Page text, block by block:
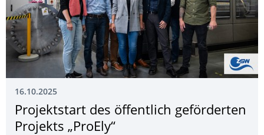
16.10.2025
Projektstart des öffentlich geförderten
Projekts „ProEly“